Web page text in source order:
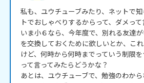
私も、ユウチューブみたり、ネットで
トでおしゃべりするからって、ダメって
いま小６なら、今年度で、別れる友達
を交換しておくために欲しいとか、こ
けど、何時から何時までっていう制限を
って言ってみたらどうかな？
あとは、ユウチューブで、勉強のわか